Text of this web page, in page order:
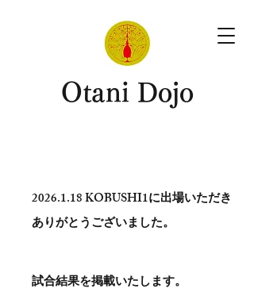
​Otani Dojo
2026.1.18KOBUSHI1に出場いただき
ありがとう​ございました。
試合結果を掲載いたします。